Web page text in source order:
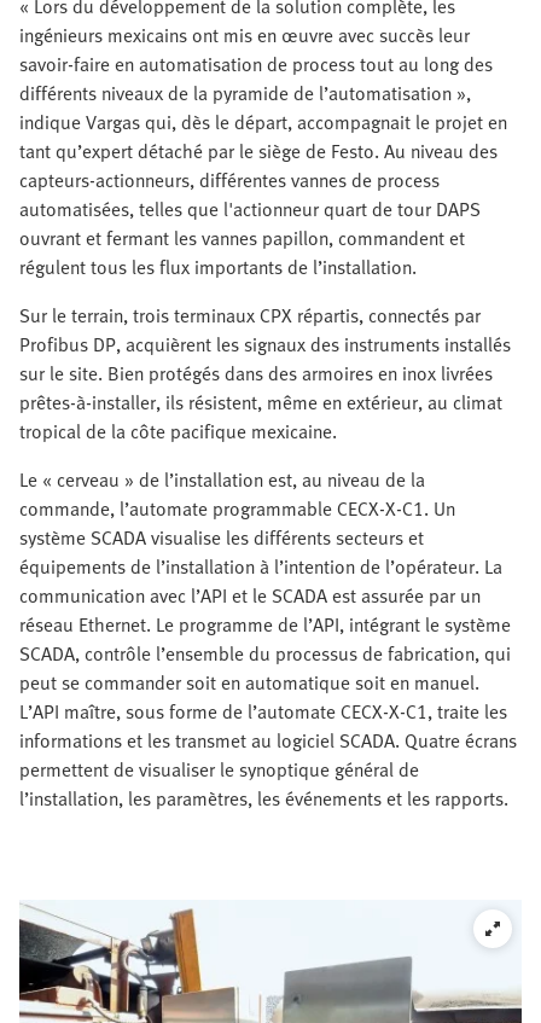
« Lors du développement de la solution complète, les
ingénieurs mexicains ont mis en œuvre avec succès leur
savoir-faire en automatisation de process tout au long des
différents niveaux de la pyramide de l’automatisation »,
indique Vargas qui, dès le départ, accompagnait le projet en
tant qu’expert détaché par le siège de Festo. Au niveau des
capteurs-actionneurs, différentes vannes de process
automatisées, telles que l'actionneur quart de tour DAPS
ouvrant et fermant les vannes papillon, commandent et
régulent tous les flux importants de l’installation.
Sur le terrain, trois terminaux CPX répartis, connectés par
Profibus DP, acquièrent les signaux des instruments installés
sur le site. Bien protégés dans des armoires en inox livrées
prêtes-à-installer, ils résistent, même en extérieur, au climat
tropical de la côte pacifique mexicaine.
Le « cerveau » de l’installation est, au niveau de la
commande, l’automate programmable CECX-X-C1. Un
système SCADA visualise les différents secteurs et
équipements de l’installation à l’intention de l’opérateur. La
communication avec l’API et le SCADA est assurée par un
réseau Ethernet. Le programme de l’API, intégrant le système
SCADA, contrôle l’ensemble du processus de fabrication, qui
peut se commander soit en automatique soit en manuel.
L’API maître, sous forme de l’automate CECX-X-C1, traite les
informations et les transmet au logiciel SCADA. Quatre écrans
permettent de visualiser le synoptique général de
l’installation, les paramètres, les événements et les rapports.